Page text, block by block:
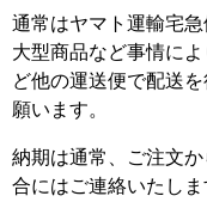
通常はヤマト運輸宅
大型商品など事情に
ど他の運送便で配送
願います。
納期は通常、ご注文
合にはご連絡いたし